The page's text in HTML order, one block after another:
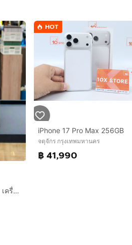
iPhone 14 Pro 128 GB สีทอง เครื่องสวยมาก
HOT
iPhone 17 Pro Max 256GB
จตุจักร กรุงเทพมหานคร
฿ 41,990